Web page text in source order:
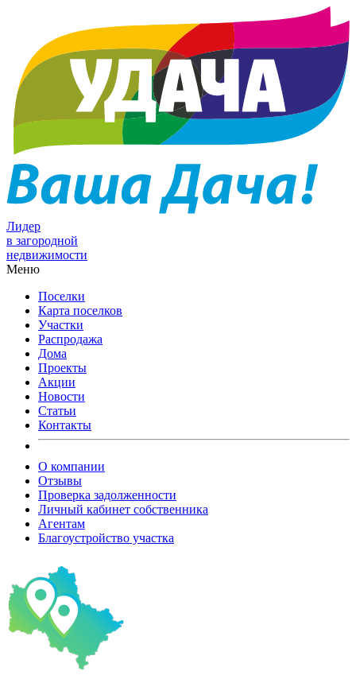
Лидер
в загородной
недвижимости
Меню
Поселки
Карта поселков
Участки
Распродажа
Дома
Проекты
Акции
Новости
Статьи
Контакты
О компании
Отзывы
Проверка задолженности
Личный кабинет собственника
Агентам
Благоустройство участка